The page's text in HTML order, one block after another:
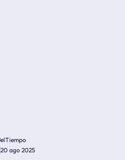
elTiempo
20 ago 2025